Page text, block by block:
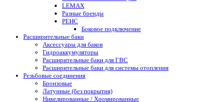
LEMAX
Разные бренды
РЕНС
Боковое подключение
Расширительные баки
Аксессуары для баков
Гидроаккумуляторы
Расширительные баки для ГВС
Расширительные баки для системы отопления
Резьбовые соединения
Бронзовые
Латунные (без покрытия)
Никелированные / Хромированные